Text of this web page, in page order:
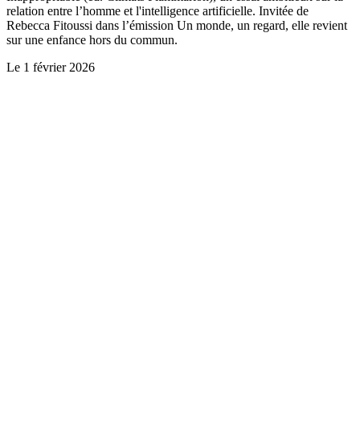
relation entre l’homme et l'intelligence artificielle. Invitée de
Rebecca Fitoussi dans l’émission Un monde, un regard, elle revient
sur une enfance hors du commun.
Le 1 février 2026